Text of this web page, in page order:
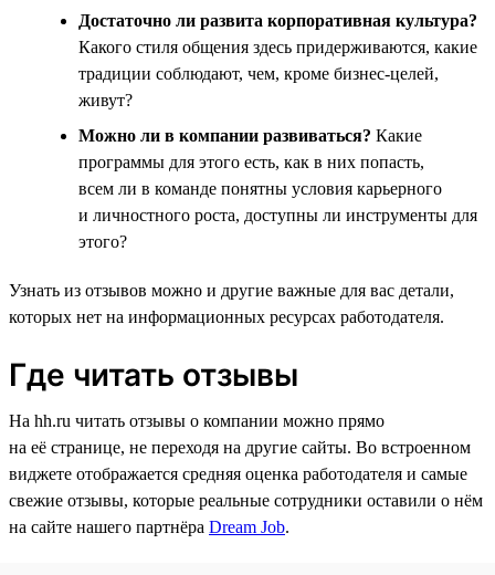
Достаточно ли развита корпоративная культура?
Какого стиля общения здесь придерживаются, какие
традиции соблюдают, чем, кроме бизнес-целей,
живут?
Можно ли в компании развиваться? Какие
программы для этого есть, как в них попасть,
всем ли в команде понятны условия карьерного
и личностного роста, доступны ли инструменты для
этого?
Узнать из отзывов можно и другие важные для вас детали,
которых нет на информационных ресурсах работодателя.
Где читать отзывы
На hh.ru читать отзывы о компании можно прямо
на её странице, не переходя на другие сайты. Во встроенном
виджете отображается средняя оценка работодателя и самые
свежие отзывы, которые реальные сотрудники оставили о нём
на сайте нашего партнёра Dream Job.